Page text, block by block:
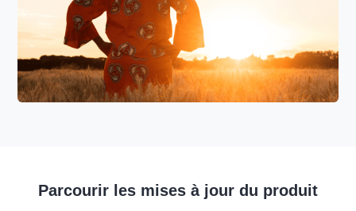
Parcourir les mises à jour du produit